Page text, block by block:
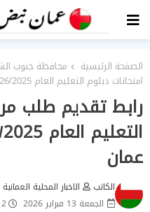
الصفحة الرئيسية محافظة جنوب
امتحانات دبلوم التعليم العام 2026/2025 في سلطنة عمان
رابط تقديم طلب
عمان
الكاتب
الاخبار المحلية العمانية
الجمعة 13 فبراير 2026
2 دقيقة قراءة